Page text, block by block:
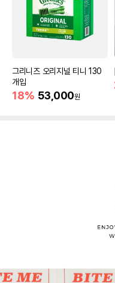
그리니즈 오리지널 티니 130
개입
18% 53,000원